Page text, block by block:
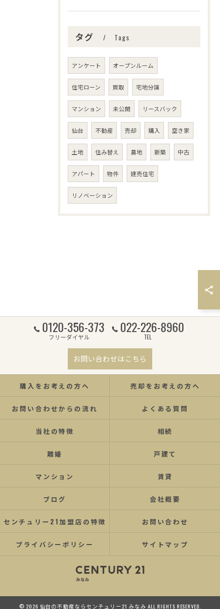
タグ Tags
アンケート オープンルーム
住宅ローン 買取 宅地分譲
マンション 未公開 リースバック
仙台 不動産 売却 購入 空き家
土地 住み替え 農地 新築 中古
アパート 物件 建売住宅
リノベーション
0120-356-373
フリーダイヤル
022-226-8960
TEL
お問い合わせはこちら
購入をお考えの方へ 売却をお考えの方へ
お問い合わせからの流れ よくある質問
当社の特徴 相続
離婚 戸建て
マンション 賃貸
ブログ 会社概要
センチュリー21加盟店の特徴 お問い合わせ
プライバシーポリシー サイトマップ
© 2026 仙台の不動産ならセンチュリー21 みなみ ALL RIGHTS RESERVED.